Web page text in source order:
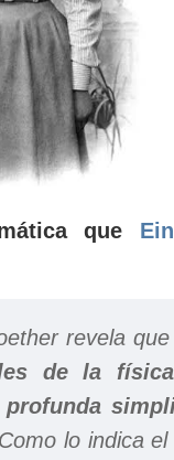
que
revela
de la
lo indica el